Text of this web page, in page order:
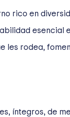
rico en
esencial
les rodea,
íntegros, de